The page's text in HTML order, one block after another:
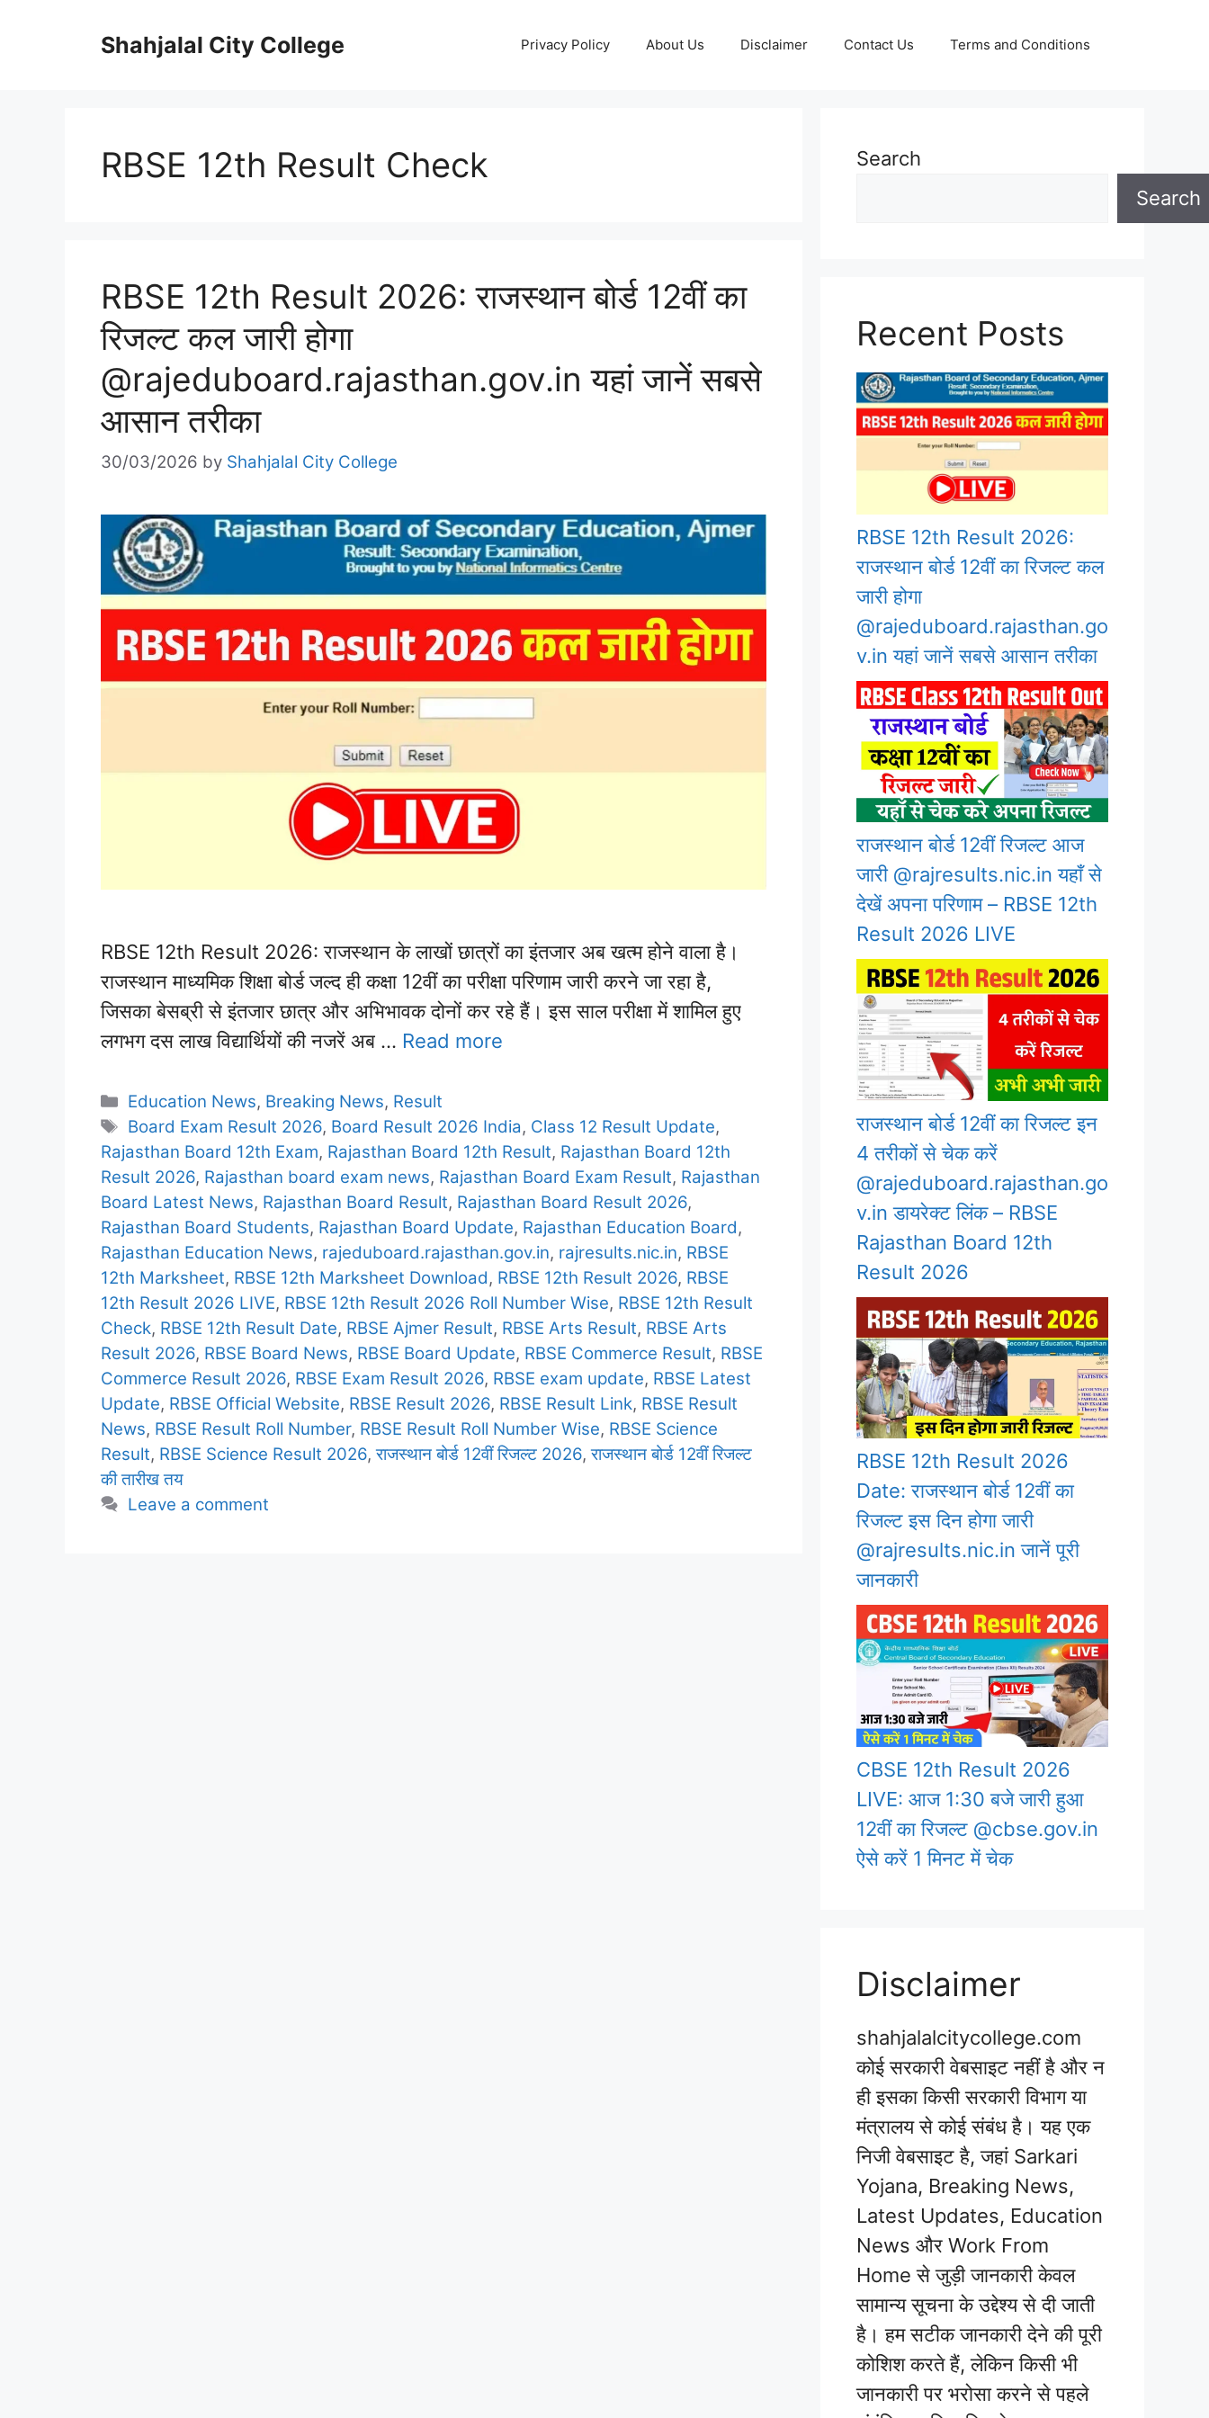
Shahjalal City College Privacy Policy About Us Disclaimer Contact Us Terms and Conditions
RBSE 12th Result Check
RBSE 12th Result 2026: राजस्थान बोर्ड 12वीं का
रिजल्ट कल जारी होगा
@rajeduboard.rajasthan.gov.in यहां जानें सबसे
आसान तरीका
30/03/2026 by Shahjalal City College
RBSE 12th Result 2026: राजस्थान के लाखों छात्रों का इंतजार अब खत्म होने वाला है।
राजस्थान माध्यमिक शिक्षा बोर्ड जल्द ही कक्षा 12वीं का परीक्षा परिणाम जारी करने जा रहा है,
जिसका बेसब्री से इंतजार छात्र और अभिभावक दोनों कर रहे हैं। इस साल परीक्षा में शामिल हुए
लगभग दस लाख विद्यार्थियों की नजरें अब … Read more
Categories
Education News, Breaking News, Result
Tags
Board Exam Result 2026, Board Result 2026 India, Class 12 Result Update,
Rajasthan Board 12th Exam, Rajasthan Board 12th Result, Rajasthan Board 12th
Result 2026, Rajasthan board exam news, Rajasthan Board Exam Result, Rajasthan
Board Latest News, Rajasthan Board Result, Rajasthan Board Result 2026,
Rajasthan Board Students, Rajasthan Board Update, Rajasthan Education Board,
Rajasthan Education News, rajeduboard.rajasthan.gov.in, rajresults.nic.in, RBSE
12th Marksheet, RBSE 12th Marksheet Download, RBSE 12th Result 2026, RBSE
12th Result 2026 LIVE, RBSE 12th Result 2026 Roll Number Wise, RBSE 12th Result
Check, RBSE 12th Result Date, RBSE Ajmer Result, RBSE Arts Result, RBSE Arts
Result 2026, RBSE Board News, RBSE Board Update, RBSE Commerce Result, RBSE
Commerce Result 2026, RBSE Exam Result 2026, RBSE exam update, RBSE Latest
Update, RBSE Official Website, RBSE Result 2026, RBSE Result Link, RBSE Result
News, RBSE Result Roll Number, RBSE Result Roll Number Wise, RBSE Science
Result, RBSE Science Result 2026,राजस्थान बोर्ड 12वीं रिजल्ट 2026,राजस्थान बोर्ड 12वीं रिजल्ट
की तारीख तय
Leave a comment
Search
Search
Recent Posts
RBSE 12th Result 2026:
राजस्थान बोर्ड 12वीं का रिजल्ट कल
जारी होगा
@rajeduboard.rajasthan.go
v.in यहां जानें सबसे आसान तरीका
राजस्थान बोर्ड 12वीं रिजल्ट आज
जारी @rajresults.nic.in यहाँ से
देखें अपना परिणाम – RBSE 12th
Result 2026 LIVE
राजस्थान बोर्ड 12वीं का रिजल्ट इन
4 तरीकों से चेक करें
@rajeduboard.rajasthan.go
v.in डायरेक्ट लिंक – RBSE
Rajasthan Board 12th
Result 2026
RBSE 12th Result 2026
Date: राजस्थान बोर्ड 12वीं का
रिजल्ट इस दिन होगा जारी
@rajresults.nic.in जानें पूरी
जानकारी
CBSE 12th Result 2026
LIVE: आज 1:30 बजे जारी हुआ
12वीं का रिजल्ट @cbse.gov.in
ऐसे करें 1 मिनट में चेक
Disclaimer
shahjalalcitycollege.com
कोई सरकारी वेबसाइट नहीं है और न
ही इसका किसी सरकारी विभाग या
मंत्रालय से कोई संबंध है। यह एक
निजी वेबसाइट है, जहां Sarkari
Yojana, Breaking News,
Latest Updates, Education
News और Work From
Home से जुड़ी जानकारी केवल
सामान्य सूचना के उद्देश्य से दी जाती
है। हम सटीक जानकारी देने की पूरी
कोशिश करते हैं, लेकिन किसी भी
जानकारी पर भरोसा करने से पहले